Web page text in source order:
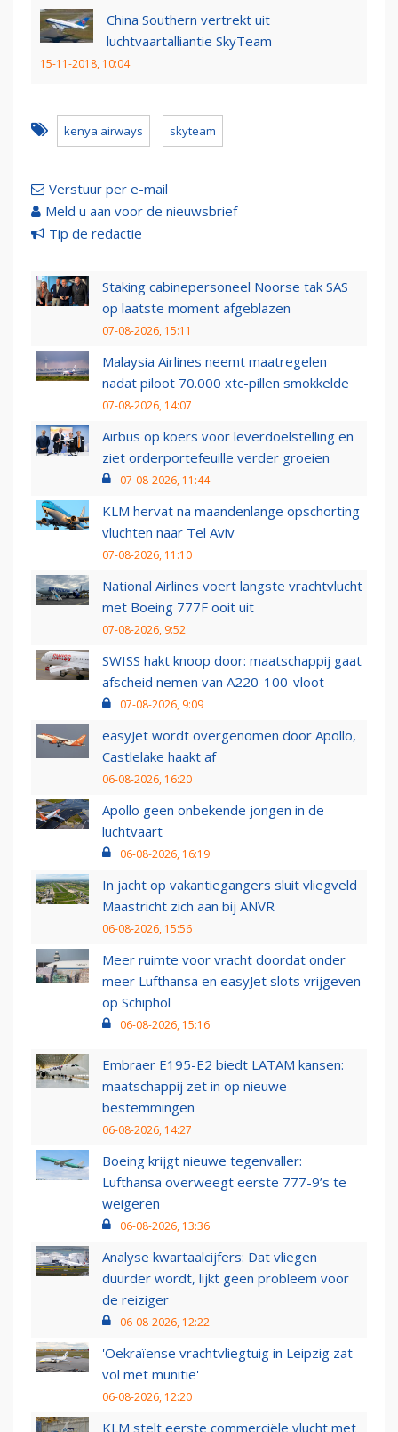
China Southern vertrekt uit
luchtvaartalliantie SkyTeam
15-11-2018, 10:04
kenya airways skyteam
Verstuur per e-mail
Meld u aan voor de nieuwsbrief
Tip de redactie
Staking cabinepersoneel Noorse tak SAS
op laatste moment afgeblazen
07-08-2026, 15:11
Malaysia Airlines neemt maatregelen
nadat piloot 70.000 xtc-pillen smokkelde
07-08-2026, 14:07
Airbus op koers voor leverdoelstelling en
ziet orderportefeuille verder groeien
07-08-2026, 11:44
KLM hervat na maandenlange opschorting
vluchten naar Tel Aviv
07-08-2026, 11:10
National Airlines voert langste vrachtvlucht
met Boeing 777F ooit uit
07-08-2026, 9:52
SWISS hakt knoop door: maatschappij gaat
afscheid nemen van A220-100-vloot
07-08-2026, 9:09
easyJet wordt overgenomen door Apollo,
Castlelake haakt af
06-08-2026, 16:20
Apollo geen onbekende jongen in de
luchtvaart
06-08-2026, 16:19
In jacht op vakantiegangers sluit vliegveld
Maastricht zich aan bij ANVR
06-08-2026, 15:56
Meer ruimte voor vracht doordat onder
meer Lufthansa en easyJet slots vrijgeven
op Schiphol
06-08-2026, 15:16
Embraer E195-E2 biedt LATAM kansen:
maatschappij zet in op nieuwe
bestemmingen
06-08-2026, 14:27
Boeing krijgt nieuwe tegenvaller:
Lufthansa overweegt eerste 777-9’s te
weigeren
06-08-2026, 13:36
Analyse kwartaalcijfers: Dat vliegen
duurder wordt, lijkt geen probleem voor
de reiziger
06-08-2026, 12:22
'Oekraïense vrachtvliegtuig in Leipzig zat
vol met munitie'
06-08-2026, 12:20
KLM stelt eerste commerciële vlucht met